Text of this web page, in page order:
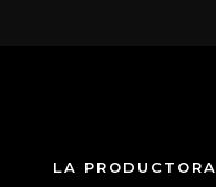
LA PRODUCTORA